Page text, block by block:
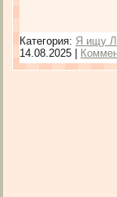
Категория: Я ищу
14.08.2025 |